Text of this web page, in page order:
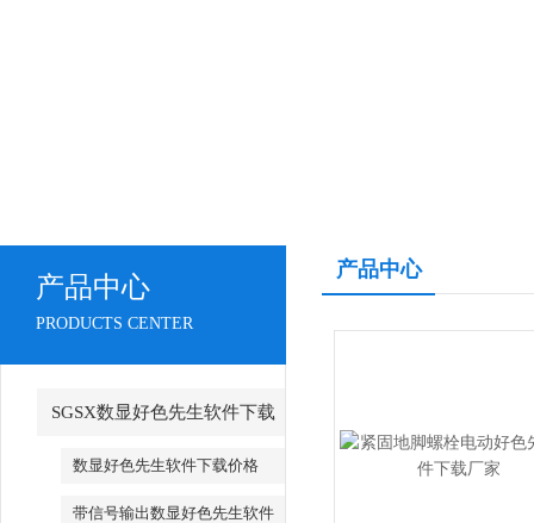
产品中心
PRODUCTS CENTER
SGSX数显好色先生软件下载
_SGSX数显好色先生软件下载
数显好色先生软件下载价格
带信号输出数显好色先生软件
产品中心